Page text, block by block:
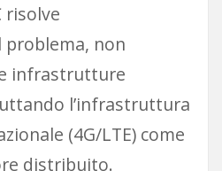
risolve
non
infrastrutture
l’infrastruttura
(4G/LTE) come
distribuito.